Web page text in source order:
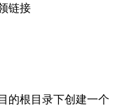
链接
的根目录下创建一个